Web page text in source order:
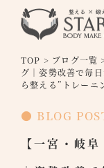
TOP > ブログ一覧
グ｜姿勢改善で毎
ら整える”トレーニ
● BLOG
【一宮・岐